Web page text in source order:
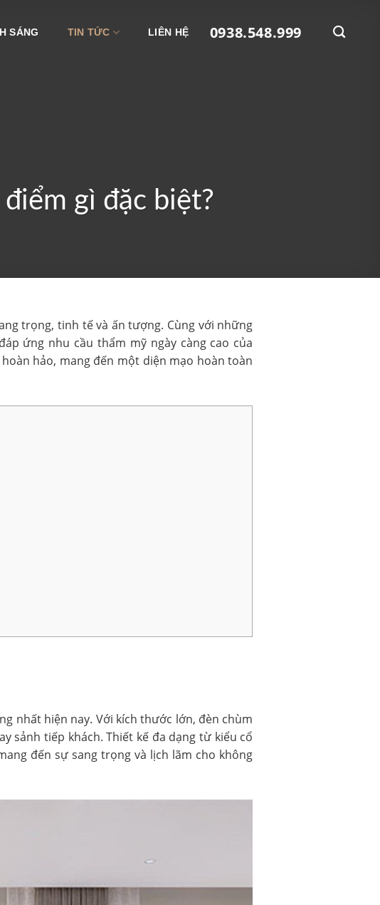
SÁNG TIN TỨC LIÊN HỆ 0938.548.999
gì đặc biệt?
trọng, tinh tế và ấn tượng. Cùng với những
ứng nhu cầu thẩm mỹ ngày càng cao của
hảo, mang đến một diện mạo hoàn toàn
nhất hiện nay. Với kích thước lớn, đèn chùm
sảnh tiếp khách. Thiết kế đa dạng từ kiểu cổ
đến sự sang trọng và lịch lãm cho không